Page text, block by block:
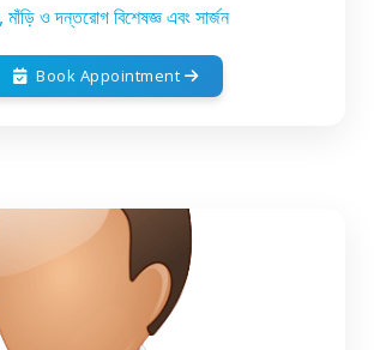
মাঁড়ি ও দন্তরোগ বিশেষজ্ঞ এবং সার্জন
Book Appointment